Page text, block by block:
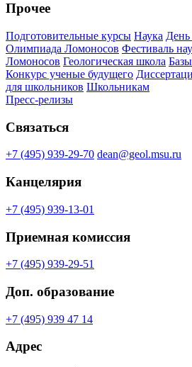
Прочее
Подготовительные курсы Наука День
Олимпиада Ломоносов Фестиваль
Ломоносов Геологическая школа
Конкурс ученые будущего
для школьников Школьникам
Пресс-релизы
Связаться
+7 (495) 939-29-70 dean@geol.msu.ru
Канцелярия
+7 (495) 939-13-01
Приемная комиссия
+7 (495) 939-29-51
Доп. образование
+7 (495) 939 47 14
Адрес